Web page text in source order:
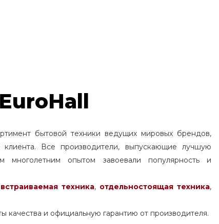
бытовой техники ведущих мировых брендов,
клиента. Все производители, выпускающие лучшую
опытом завоевали популярность и
встраиваемая техника, отдельностоящаятехника,
качества и официальную гарантию от производителя.